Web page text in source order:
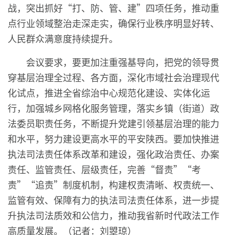
战，突出抓好“打、防、管、建”四项任务，推动重
点行业领域整治走深走实，确保行业秩序明显好转、
人民群众满意度持续提升。
会议要求，要更加注重强基导向，把党的领导贯
穿基层治理全过程、各方面，深化市域社会治理现代
化试点，推进全省综治中心规范化建设、实体化运
行，加强城乡网格化服务管理，落实乡镇（街道）政
法委员职责任务，不断提升党建引领基层治理的能力
和水平，努力建设更高水平的平安陕西。要加快推进
执法司法责任体系改革和建设，强化政治责任、办案
责任、监管责任、层级责任，完善“督责”“考
责”“追责”制度机制，构建权责清晰、权责统一、
监管有效、保障有力的执法司法责任体系，进一步提
升执法司法质效和公信力，推动我省新时代政法工作
高质量发展。（记者：刘曌琼）